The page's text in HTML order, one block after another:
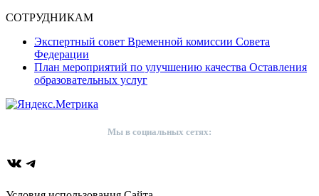
СОТРУДНИКАМ
Экспертный совет Временной комиссии Совета
Федерации
План мероприятий по улучшению качества Оставления
образовательных услуг
Мы в социальных сетях:
ВКонтакте
Telegram